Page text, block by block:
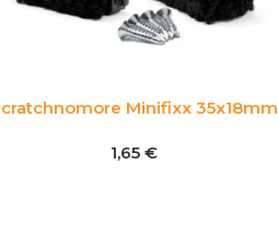
Minifixx 35x18mm
1,65 €